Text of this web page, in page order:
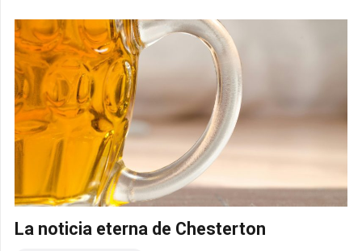
La noticia eterna de Chesterton